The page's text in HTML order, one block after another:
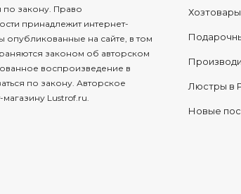
по закону. Право
принадлежит интернет-
опубликованные на сайте, в том
законом об авторском
воспроизведение в
по закону. Авторское
Lustrof.ru.
Хозтовары
Люстры в
Новые